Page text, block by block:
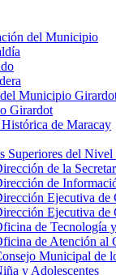
del Municipio
Municipio
Girardot
Histórica de Maracay
Superiores del Nivel
de la
de
Ejecutiva de
Ejecutiva de
de Tecnología
de Atención al
Municipal de
y Adolescentes